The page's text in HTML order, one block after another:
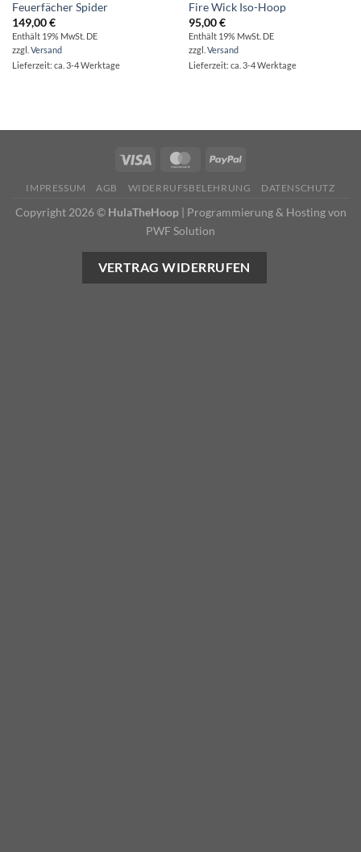
Feuerfächer Spider
149,00€
Enthält 19% MwSt. DE
zzgl. Versand
Lieferzeit: ca. 3-4 Werktage
Fire Wick Iso-Hoop
95,00€
Enthält 19% MwSt. DE
zzgl. Versand
Lieferzeit: ca. 3-4 Werktage
IMPRESSUM AGB WIDERRUFSBELEHRUNG DATENSCHUTZ
Copyright 2026 © HulaTheHoop| Programmierung & Hosting von
PWF Solution
VERTRAG WIDERRUFEN